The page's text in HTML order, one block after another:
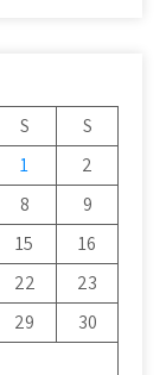
S
S
1
2
8
9
15
16
22
23
29
30